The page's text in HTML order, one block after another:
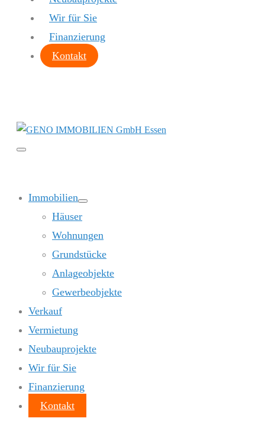
Wir für Sie
Finanzierung
Kontakt
Immobilien
Häuser
Wohnungen
Grundstücke
Anlageobjekte
Gewerbeobjekte
Verkauf
Vermietung
Neubauprojekte
Wir für Sie
Finanzierung
Kontakt